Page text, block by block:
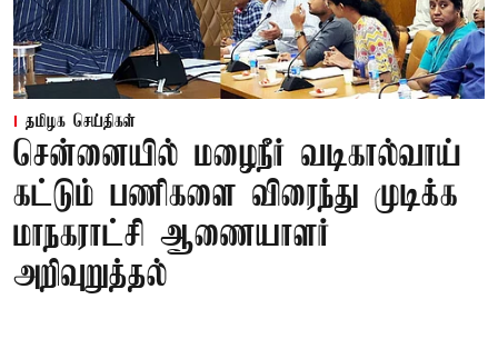
தமிழக செய்திகள்
சென்னையில் மழைநீர் வடிகால்வாய்
கட்டும் பணிகளை விரைந்து முடிக்க
மாநகராட்சி ஆணையாளர்
அறிவுறுத்தல்